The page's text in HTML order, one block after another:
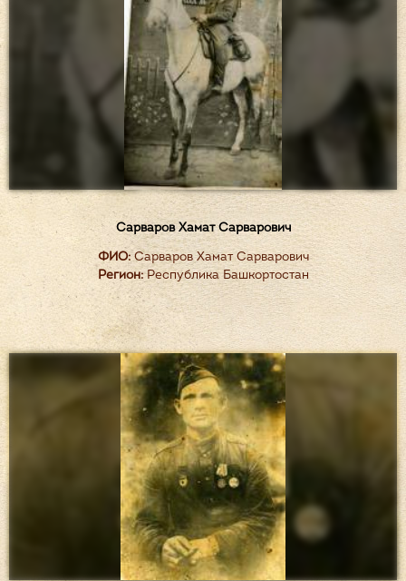
Сарваров Хамат Сарварович
ФИО:Сарваров Хамат Сарварович
Регион:Республика Башкортостан